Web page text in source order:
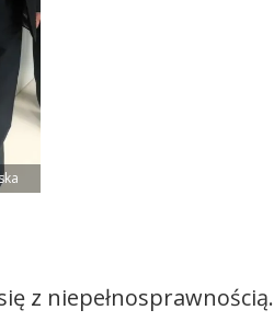
z niepełnosprawnością.